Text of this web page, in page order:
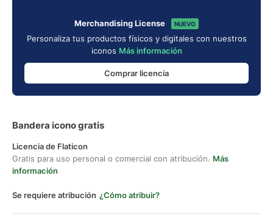
Merchandising License NUEVO
Personaliza tus productos físicos y digitales con nuestros
iconos Más información
Comprar licencia
Bandera icono gratis
Licencia de Flaticon
Gratis para uso personal o comercial con atribución. Más
información
Se requiere atribución ¿Cómo atribuir?